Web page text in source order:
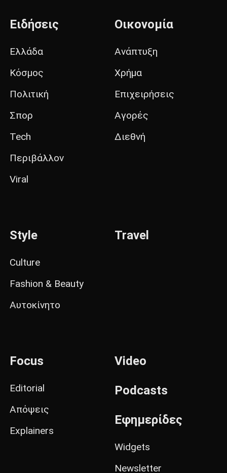
Ειδήσεις
Ελλάδα
Κόσμος
Πολιτική
Σπορ
Tech
Περιβάλλον
Viral
Οικονομία
Ανάπτυξη
Χρήμα
Επιχειρήσεις
Αγορές
Διεθνή
Style
Culture
Fashion & Beauty
Αυτοκίνητο
Travel
Focus
Editorial
Απόψεις
Explainers
Video
Podcasts
Εφημερίδες
Widgets
Newsletter